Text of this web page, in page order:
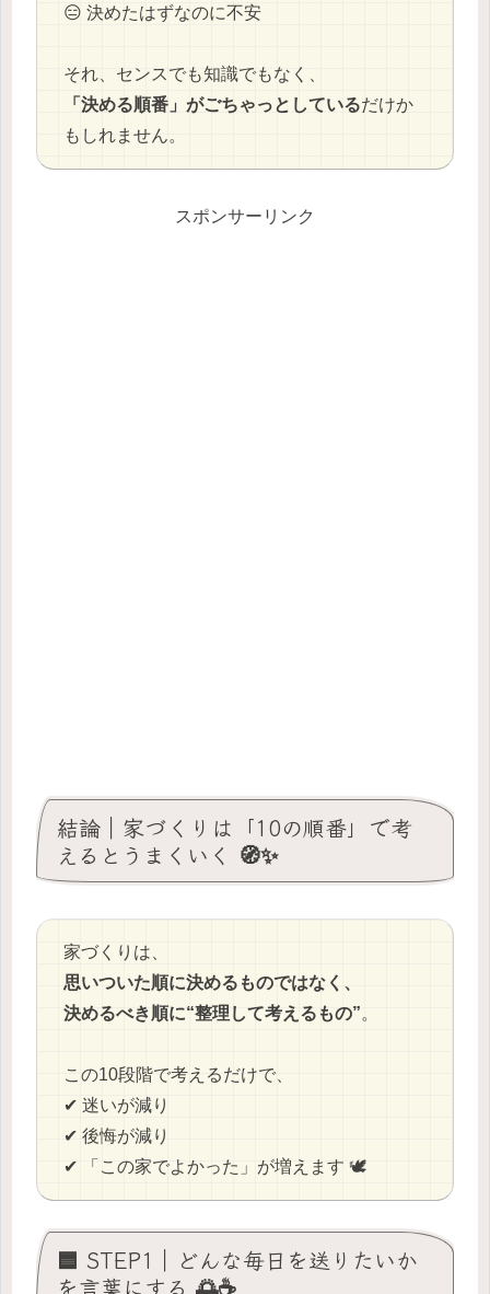
😑 決めたはずなのに不安
それ、センスでも知識でもなく、
「決める順番」がごちゃっとしているだけか
もしれません。
スポンサーリンク
結論｜家づくりは「10の順番」で考
えるとうまくいく 🧭✨
家づくりは、
思いついた順に決めるものではなく、
決めるべき順に“整理して考えるもの”。
この10段階で考えるだけで、
✔ 迷いが減り
✔ 後悔が減り
✔ 「この家でよかった」が増えます 🕊️
🟦 STEP1｜どんな毎日を送りたいか
を言葉にする 🌅☕